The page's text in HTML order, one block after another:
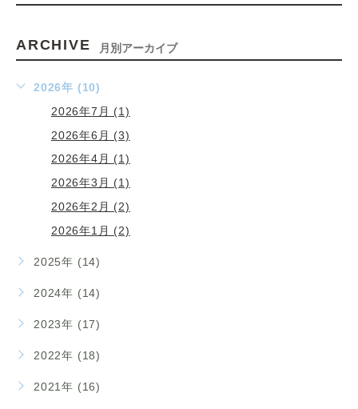
ARCHIVE 月別アーカイブ
2026年 (10)
2026年7月 (1)
2026年6月 (3)
2026年4月 (1)
2026年3月 (1)
2026年2月 (2)
2026年1月 (2)
2025年 (14)
2024年 (14)
2023年 (17)
2022年 (18)
2021年 (16)